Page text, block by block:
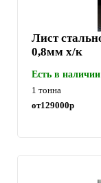
Лист
0,8мм х/к
Есть в наличии
1 тонна
от129000р